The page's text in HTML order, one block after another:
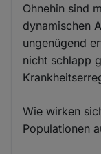
Ohnehin sind
dynamischen
ungenügend
nicht schlapp
Wie wirken
Populationen